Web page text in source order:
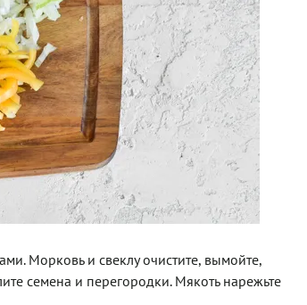
Морковь и свеклу очистите, вымойте,
семена и перегородки. Мякоть нарежьте